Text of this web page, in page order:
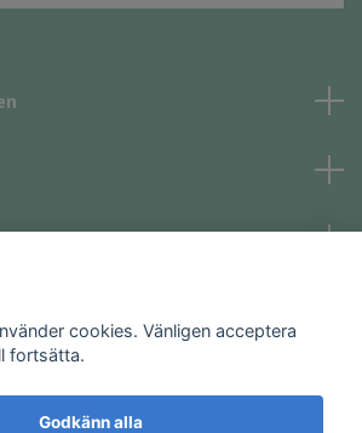
cookies. Vänligen acceptera
fortsätta.
Godkänn alla